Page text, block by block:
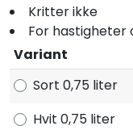
Kritter ikke
For hastigheter
Variant
Sort 0,75 liter
Hvit 0,75 liter